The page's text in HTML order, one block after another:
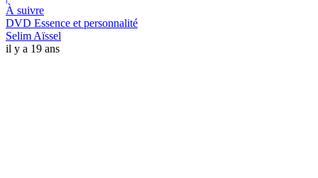
À suivre
DVD Essence et personnalité
Selim Aïssel
il y a 19 ans